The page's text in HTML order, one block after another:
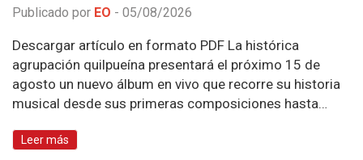
Publicado por EO - 05/08/2026
Descargar artículo en formato PDF La histórica
agrupación quilpueína presentará el próximo 15 de
agosto un nuevo álbum en vivo que recorre su historia
musical desde sus primeras composiciones hasta…
Leer más